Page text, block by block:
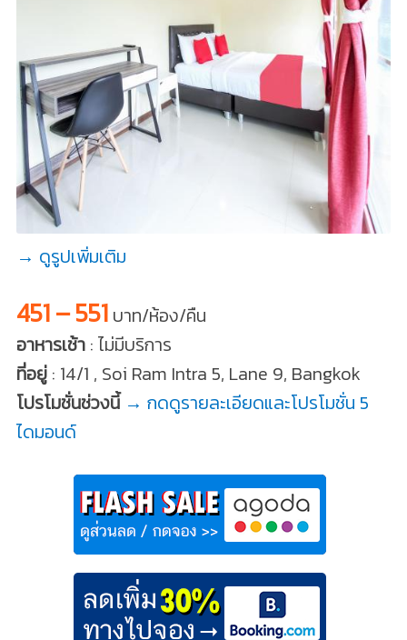
→ ดูรูปเพิ่มเติม
451 – 551บาท/ห้อง/คืน
อาหารเช้า: ไม่มีบริการ
ที่อยู่: 14/1 , Soi Ram Intra 5, Lane 9, Bangkok
โปรโมชั่นช่วงนี้ → กดดูรายละเอียดและโปรโมชั่น 5
ไดมอนด์